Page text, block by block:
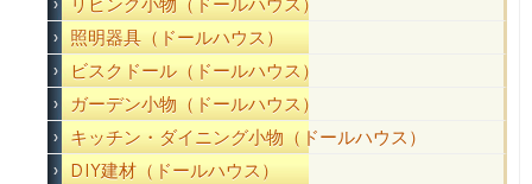
照明器具（ドールハウス）
ビスクドール（ドールハウス）
ガーデン小物（ドールハウス）
キッチン・ダイニング小物（ドールハウス）
DIY建材（ドールハウス）